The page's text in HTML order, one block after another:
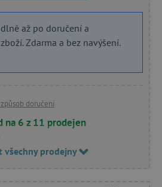
až po doručení a
Zdarma a bez navýšení.
způsob doručení
na 6 z 11 prodejen
všechny prodejny